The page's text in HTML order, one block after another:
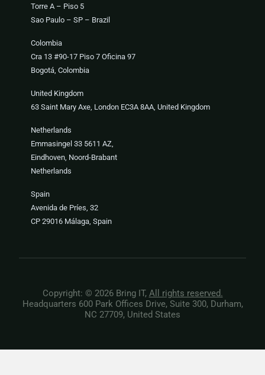
Torre A – Piso 5
Sao Paulo – SP – Brazil
Colombia
Cra 13 #90-17 Piso 7 Oficina 97
Bogotá, Colombia
United Kingdom
63 Saint Mary Axe, London EC3A 8AA, United Kingdom
Netherlands
Emmasingel 33 5611 AZ,
Eindhoven, Noord-Brabant
Netherlands
Spain
Avenida de Príes, 32
CP 29016 Málaga, Spain
Copyright: © 2026 Bring IT, All rights reserved.
Headquarters 600 Park Offices Drive, Suite 300, Durham,
NC 27709, United States